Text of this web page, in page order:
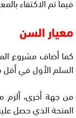
معيار السن
كما أضاف مشروع
السلم الأول في أقل من 26 سنة، والسلم الثاني في أقل
من جهة أخرى، ألزم
المنحة الذي حصل